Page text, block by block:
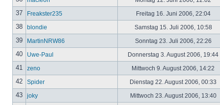
37 Freakster235 Freitag 16. Juni 2006, 22:04
38 blondie Samstag 15. Juli 2006, 10:58
39 MartinNRW86 Sonntag 23. Juli 2006, 22:26
40 Uwe-Paul Donnerstag 3. August 2006, 19:44
41 zeno Mittwoch 9. August 2006, 14:22
42 Spider Dienstag 22. August 2006, 00:33
43 joky Mittwoch 23. August 2006, 13:40